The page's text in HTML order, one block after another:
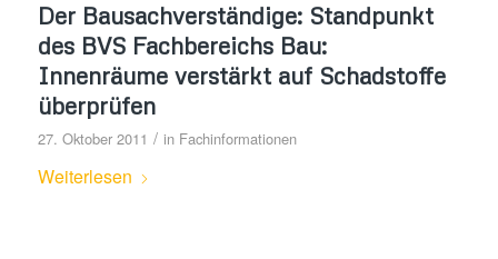
Der Bausachverständige: Standpunkt
des BVS Fachbereichs Bau:
Innenräume verstärkt auf Schadstoffe
überprüfen
27. Oktober 2011 / in Fachinformationen
Weiterlesen